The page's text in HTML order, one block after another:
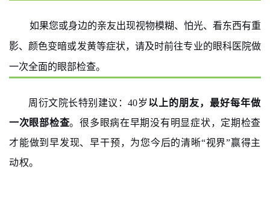
如果您或身边的亲友出现视物模糊、怕光、看东西有重
影、颜色变暗或发黄等症状，请及时前往专业的眼科医院做
一次全面的眼部检查。
周衍文院长特别建议：40岁 以上的朋友，最好每年做
一次眼部检查。很多眼病在早期没有明显症状，定期检查
才能做到早发现、早干预，为您今后的清晰“视界”赢得主
动权。